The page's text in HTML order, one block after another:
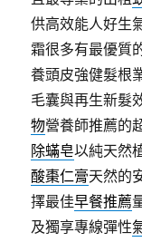
供高效能人好生
霜很多有最優質
養頭皮強健髮根
毛囊與再生新髮
物營養師推薦的
除蟎皂以純天然
酸棗仁膏天然的
擇最佳早餐推薦
及獨享專線彈性